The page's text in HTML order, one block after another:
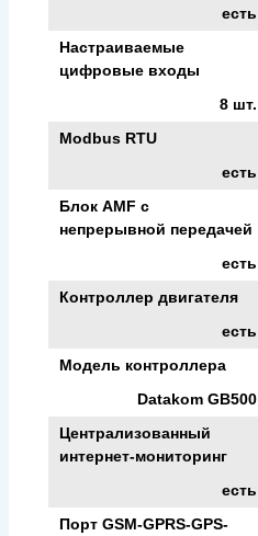
есть
Настраиваемые
цифровые входы
8 шт.
Modbus RTU
есть
Блок AMF с
непрерывной передачей
есть
Контроллер двигателя
есть
Модель контроллера
Datakom GB500
Централизованный
интернет-мониторинг
есть
Порт GSM-GPRS-GPS-